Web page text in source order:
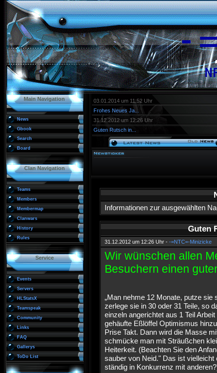
Main Navigation
News
Gbook
Search
Board
Clan Navigation
Teams
Members
Membermap
Clanwars
History
Rules
Service
Events
Servers
HLStatsX
Teamspeak
Community
Links
FAQ
Gallerys
ToDo List
03.01.2014 um 11:52 Uhr
Frohes Neues Ja...
31.12.2012 um 12:26 Uhr
Guten Rutsch in...
Informationen zur ausgewählten
Guten
31.12.2012 um 12:26 Uhr - -=NTC=-Minizicke
Wir wünschen allen
Besuchern einen
„Man nehme 12 Monate, putze
zerlege sie in 30 oder 31 Teile, so
einzeln angerichtet aus 1 Teil
gehäufte Eßlöffel Optimismus
Prise Takt. Dann wird die Masse
schmücke man mit Sträußchen
Heiterkeit. (Beachten Sie den
sauber von Neid." Das ist
ständig in Konkurrenz mit